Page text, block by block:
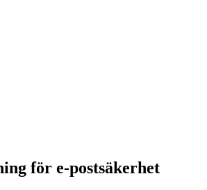
för e-postsäkerhet